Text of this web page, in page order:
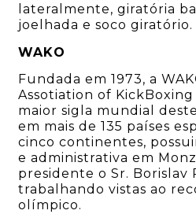
lateralmente, giratória
joelhada e soco
WAKO
Fundada em 1973, a
Assotiation of
maior sigla mundial
em mais de 135 países
cinco continentes,
e administrativa em
presidente o Sr. Borislav
trabalhando vistas ao
olímpico.